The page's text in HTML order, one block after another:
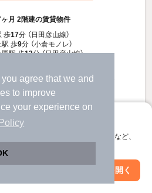
agree that we and
to improve
your experience on
サクサクお部屋探し
える。マップ検索やお気に入り保存など、
アプリを開く
月 2階建の賃貸物件
歩17分 （日田彦山線）
駅 歩9分 （小倉モノレ）
園駅 歩12分 （日田彦山線）
九州市小倉南区企救丘１丁目11-2
7ヶ月 / 木造
）
㎡
絞り込み条件を変更